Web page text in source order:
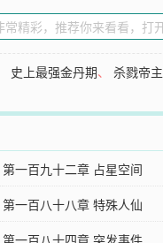
史上最强金丹期、杀戮帝主
第一百九十二章 占星空间
第一百八十八章 特殊人仙
第一百八十四章 突发事件